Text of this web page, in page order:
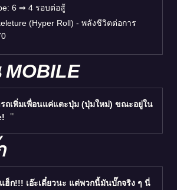
6 ⇒ 4 รอบต่อสู้
(Hyper Roll) - พลังชีวิตต่อการ
MOBILE
ถเพิ่มเพื่อนแค่แตะปุ่ม (ปุ่มใหม่) ขณะอยู่ใน
ฮ็ก!!! เอ๊ะเดี๋ยวนะ แต่พวกนี้มันบั๊กจริง ๆ นี่